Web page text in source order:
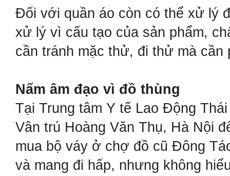
Đối với quần áo còn có thể xử lý
xử lý vì cấu tạo của sản phẩm,
cần tránh mặc thử, đi thử mà
Nấm âm đạo vì đồ thùng
Tại Trung tâm Y tế Lao Động
Vân trú Hoàng Văn Thụ, Hà Nội
mua bộ váy ở chợ đồ cũ Đông
và mang đi hấp, nhưng không